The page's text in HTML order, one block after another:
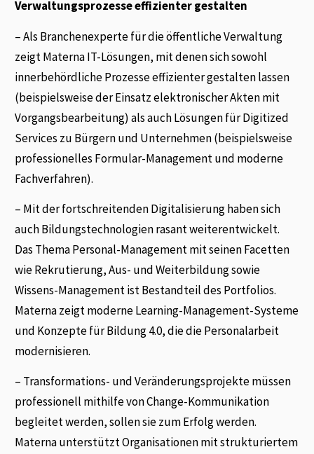
Verwaltungsprozesse effizienter gestalten
– Als Branchenexperte für die öffentliche Verwaltung
zeigt Materna IT-Lösungen, mit denen sich sowohl
innerbehördliche Prozesse effizienter gestalten lassen
(beispielsweise der Einsatz elektronischer Akten mit
Vorgangsbearbeitung) als auch Lösungen für Digitized
Services zu Bürgern und Unternehmen (beispielsweise
professionelles Formular-Management und moderne
Fachverfahren).
– Mit der fortschreitenden Digitalisierung haben sich
auch Bildungstechnologien rasant weiterentwickelt.
Das Thema Personal-Management mit seinen Facetten
wie Rekrutierung, Aus- und Weiterbildung sowie
Wissens-Management ist Bestandteil des Portfolios.
Materna zeigt moderne Learning-Management-Systeme
und Konzepte für Bildung 4.0, die die Personalarbeit
modernisieren.
– Transformations- und Veränderungsprojekte müssen
professionell mithilfe von Change-Kommunikation
begleitet werden, sollen sie zum Erfolg werden.
Materna unterstützt Organisationen mit strukturiertem